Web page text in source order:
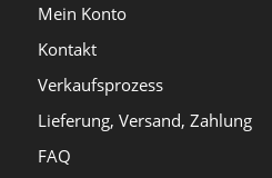
Mein Konto
Kontakt
Verkaufsprozess
Lieferung, Versand, Zahlung
FAQ